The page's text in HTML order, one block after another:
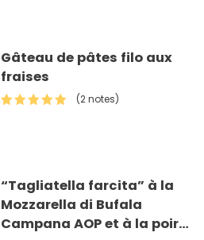
Gâteau de pâtes filo aux
fraises
(2 notes)
“Tagliatella farcita” à la
Mozzarella di Bufala
Campana AOP et à la poire